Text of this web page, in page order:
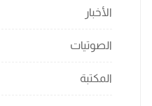
الأخبار
الصوتيات
المكتبة